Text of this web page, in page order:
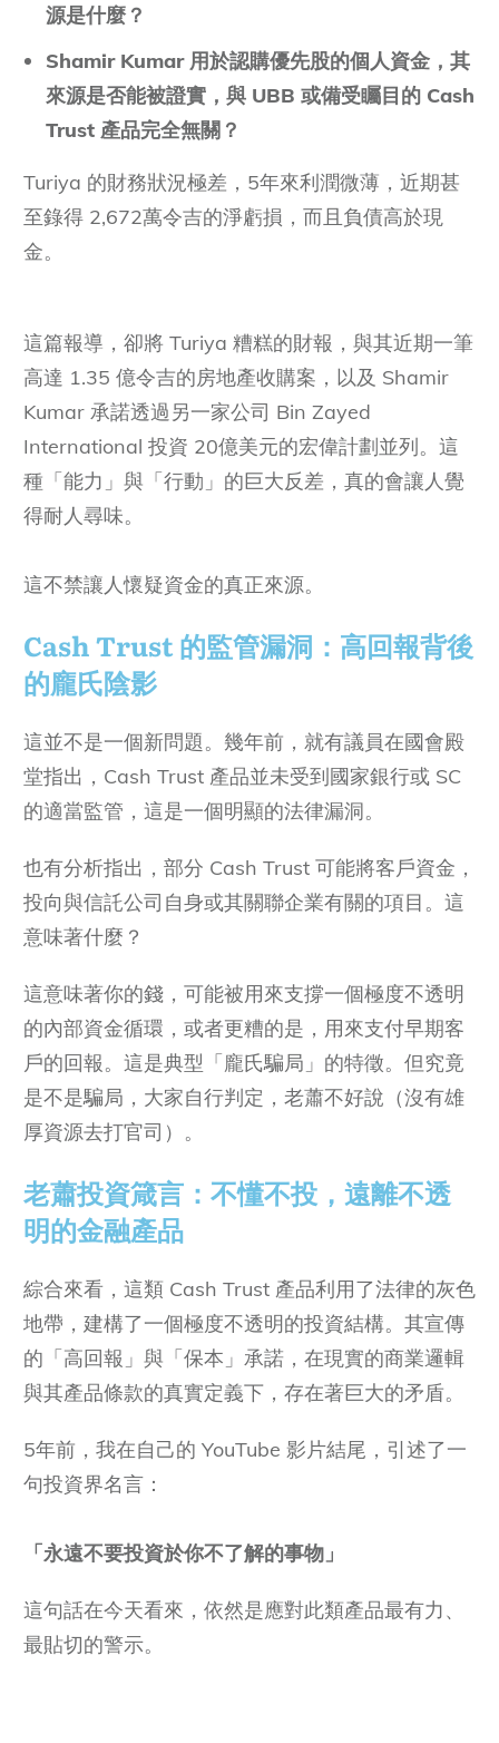
源是什麼？
Shamir Kumar 用於認購優先股的個人資金，其
來源是否能被證實，與 UBB 或備受矚目的 Cash
Trust 產品完全無關？
Turiya 的財務狀況極差，5年來利潤微薄，近期甚
至錄得 2,672萬令吉的淨虧損，而且負債高於現
金。
這篇報導，卻將 Turiya 糟糕的財報，與其近期一筆
高達 1.35 億令吉的房地產收購案，以及 Shamir
Kumar 承諾透過另一家公司 Bin Zayed
International 投資 20億美元的宏偉計劃並列。這
種「能力」與「行動」的巨大反差，真的會讓人覺
得耐人尋味。
這不禁讓人懷疑資金的真正來源。
Cash Trust 的監管漏洞：高回報背後
的龐氏陰影
這並不是一個新問題。幾年前，就有議員在國會殿
堂指出，Cash Trust 產品並未受到國家銀行或 SC
的適當監管，這是一個明顯的法律漏洞。
也有分析指出，部分 Cash Trust 可能將客戶資金，
投向與信託公司自身或其關聯企業有關的項目。這
意味著什麼？
這意味著你的錢，可能被用來支撐一個極度不透明
的內部資金循環，或者更糟的是，用來支付早期客
戶的回報。這是典型「龐氏騙局」的特徵。但究竟
是不是騙局，大家自行判定，老蕭不好說（沒有雄
厚資源去打官司）。
老蕭投資箴言：不懂不投，遠離不透
明的金融產品
綜合來看，這類 Cash Trust 產品利用了法律的灰色
地帶，建構了一個極度不透明的投資結構。其宣傳
的「高回報」與「保本」承諾，在現實的商業邏輯
與其產品條款的真實定義下，存在著巨大的矛盾。
5年前，我在自己的 YouTube 影片結尾，引述了一
句投資界名言：
「永遠不要投資於你不了解的事物」
這句話在今天看來，依然是應對此類產品最有力、
最貼切的警示。